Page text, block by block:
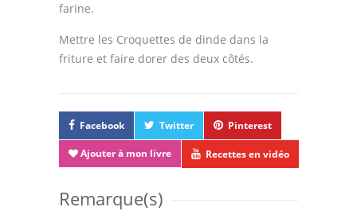
farine.
Mettre les Croquettes de dinde dans la
friture et faire dorer des deux côtés.
Facebook Twitter Pinterest
Ajouter à mon livre Recettes en vidéo
Remarque(s)